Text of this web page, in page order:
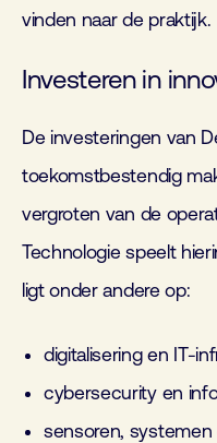
vinden naar de praktijk.
Investeren in
De investeringen van
toekomstbestendig
vergroten van de
Technologie speelt
ligt onder andere op:
digitalisering en IT-
cybersecurity en
sensoren,